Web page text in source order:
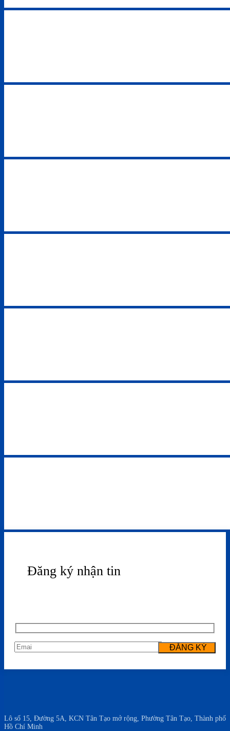
Đăng ký nhận tin
Lô số 15, Đường 5A, KCN Tân Tạo mở rộng, Phường Tân Tạo, Thành phố
Hồ Chí Minh